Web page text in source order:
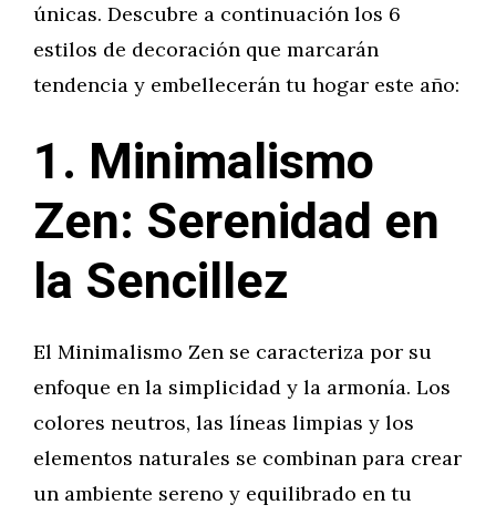
únicas. Descubre a continuación los 6
estilos de decoración que marcarán
tendencia y embellecerán tu hogar este año:
1. Minimalismo
Zen: Serenidad en
la Sencillez
El Minimalismo Zen se caracteriza por su
enfoque en la simplicidad y la armonía. Los
colores neutros, las líneas limpias y los
elementos naturales se combinan para crear
un ambiente sereno y equilibrado en tu